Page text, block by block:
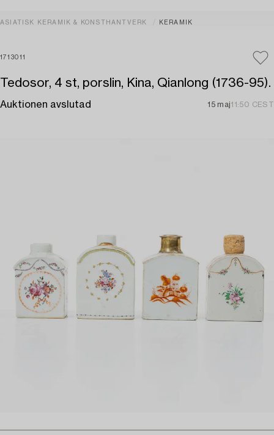
ASIATISK KERAMIK & KONSTHANTVERK KERAMIK
1713011
Tedosor, 4 st, porslin, Kina, Qianlong (1736-95).
Auktionen avslutad 15 maj11:50 CEST